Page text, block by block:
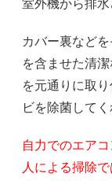
室外機から排水
カバー裏など
を含ませた清
を元通りに取
ビを除菌してく
自力でのエア
人による掃除